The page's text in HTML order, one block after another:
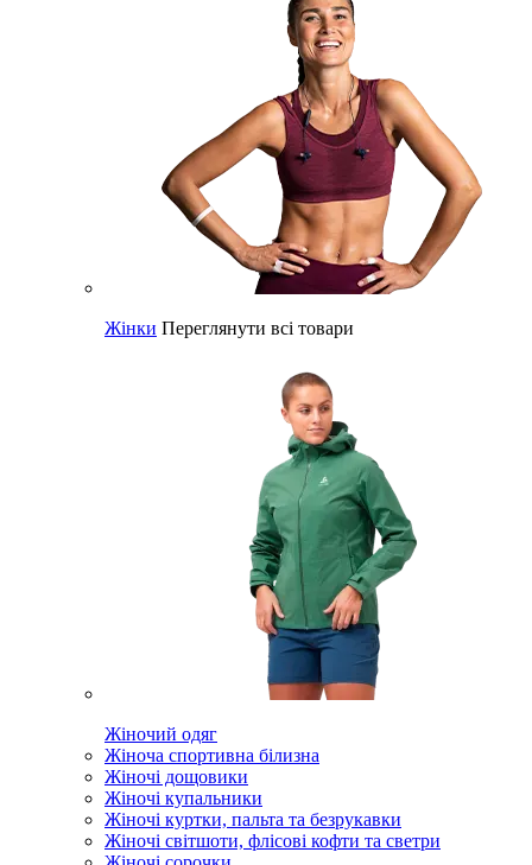
Жінки Переглянути всі товари
Жіночий одяг
Жіноча спортивна білизна
Жіночі дощовики
Жіночі купальники
Жіночі куртки, пальта та безрукавки
Жіночі світшоти, флісові кофти та светри